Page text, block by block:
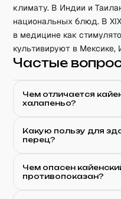
климату. В Индии и
национальных блюд. В
в медицине как
культивируют в Мексике,
Частые
Чем отличается
халапеньо?
Какую пользу для
перец?
Чем опасен
противопоказан?